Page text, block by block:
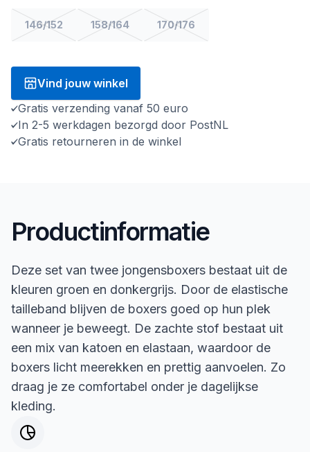
146/152 158/164 170/176
Vind jouw winkel
Gratis verzending vanaf 50 euro
In 2-5 werkdagen bezorgd door PostNL
Gratis retourneren in de winkel
Productinformatie
Deze set van twee jongensboxers bestaat uit de
kleuren groen en donkergrijs. Door de elastische
tailleband blijven de boxers goed op hun plek
wanneer je beweegt. De zachte stof bestaat uit
een mix van katoen en elastaan, waardoor de
boxers licht meerekken en prettig aanvoelen. Zo
draag je ze comfortabel onder je dagelijkse
kleding.